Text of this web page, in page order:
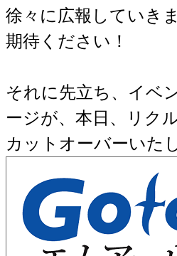
徐々に広報していき
期待ください！
それに先立ち、イベ
ージが、本日、リク
カットオーバーいた